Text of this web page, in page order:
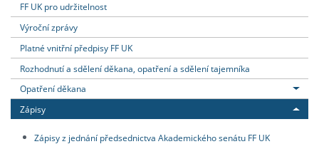
FF UK pro udržitelnost
Výroční zprávy
Platné vnitřní předpisy FF UK
Rozhodnutí a sdělení děkana, opatření a sdělení tajemníka
Opatření děkana
Zápisy
Zápisy z jednání předsednictva Akademického senátu FF UK